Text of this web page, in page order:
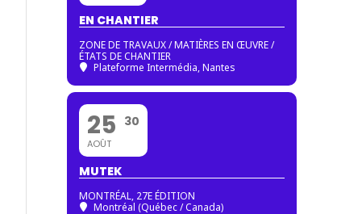
EN CHANTIER
ZONE DE TRAVAUX / MATIÈRES EN ŒUVRE /
ÉTATS DE CHANTIER
Plateforme Intermédia, Nantes
25
AOÛT
30
MUTEK
MONTRÉAL, 27E ÉDITION
Montréal (Québec / Canada)